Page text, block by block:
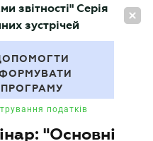
UA
звітності" Серія
зустрічей
ПРОГРАМУ
податків
"Основні